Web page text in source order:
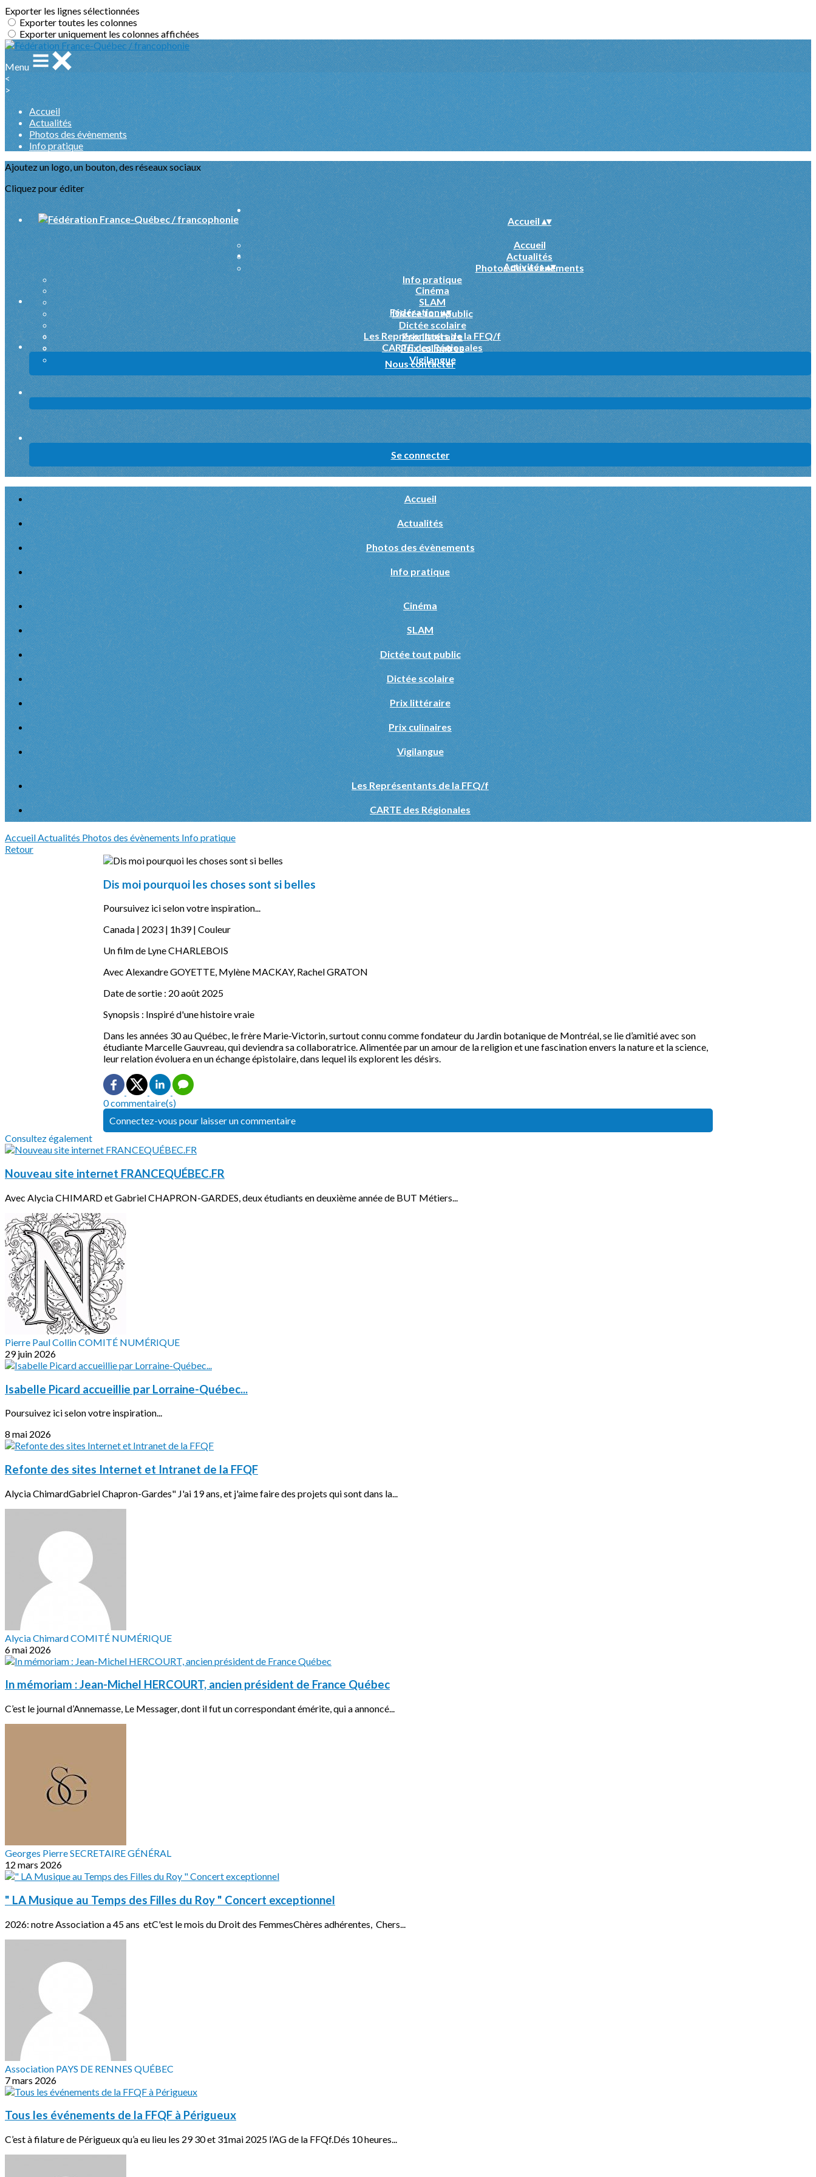
Exporter les lignes sélectionnées
Exporter toutes les colonnes
Exporter uniquement les colonnes affichées
Menu
<
>
Accueil
Actualités
Photos des évènements
Info pratique
Ajoutez un logo, un bouton, des réseaux sociaux
Cliquez pour éditer
Accueil▴▾
Accueil
Actualités
Photos des évènements
Info pratique
Activités▴▾
Cinéma
SLAM
Dictée tout public
Dictée scolaire
Prix littéraire
Prix culinaires
Vigilangue
Fédération▴▾
Les Représentants de la FFQ/f
CARTE des Régionales
Nous contacter
Se connecter
Accueil
Actualités
Photos des évènements
Info pratique
Cinéma
SLAM
Dictée tout public
Dictée scolaire
Prix littéraire
Prix culinaires
Vigilangue
Les Représentants de la FFQ/f
CARTE des Régionales
AccueilActualités Photos des évènements Info pratique
Retour
Dis moi pourquoi les choses sont si belles
Poursuivez ici selon votre inspiration...
Canada | 2023 | 1h39 | Couleur
Un film de Lyne CHARLEBOIS
Avec Alexandre GOYETTE, Mylène MACKAY, Rachel GRATON
Date de sortie : 20 août 2025
Synopsis : Inspiré d'une histoire vraie
Dans les années 30 au Québec, le frère Marie-Victorin, surtout connu comme fondateur du Jardin botanique de Montréal, se lie d’amitié avec son
étudiante Marcelle Gauvreau, qui deviendra sa collaboratrice. Alimentée par un amour de la religion et une fascination envers la nature et la science,
leur relation évoluera en un échange épistolaire, dans lequel ils explorent les désirs.
0 commentaire(s)
Connectez-vous pour laisser un commentaire
Consultez également
Nouveau site internet FRANCEQUÉBEC.FR
Avec Alycia CHIMARD et Gabriel CHAPRON-GARDES, deux étudiants en deuxième année de BUT Métiers...
Pierre Paul Collin COMITÉ NUMÉRIQUE
29 juin 2026
Isabelle Picard accueillie par Lorraine-Québec...
Poursuivez ici selon votre inspiration...
8 mai 2026
Refonte des sites Internet et Intranet de la FFQF
Alycia ChimardGabriel Chapron-Gardes" J'ai 19 ans, et j'aime faire des projets qui sont dans la...
Alycia Chimard COMITÉ NUMÉRIQUE
6 mai 2026
In mémoriam : Jean-Michel HERCOURT, ancien président de France Québec
C’est le journal d’Annemasse, Le Messager, dont il fut un correspondant émérite, qui a annoncé...
Georges Pierre SECRETAIRE GÉNÉRAL
12 mars 2026
" LA Musique au Temps des Filles du Roy " Concert exceptionnel
2026: notre Association a 45 ans etC'est le mois du Droit des FemmesChères adhérentes, Chers...
Association PAYS DE RENNES QUÉBEC
7 mars 2026
Tous les événements de la FFQF à Périgueux
C’est à filature de Périgueux qu’a eu lieu les 29 30 et 31mai 2025 l’AG de la FFQf.Dés 10 heures...